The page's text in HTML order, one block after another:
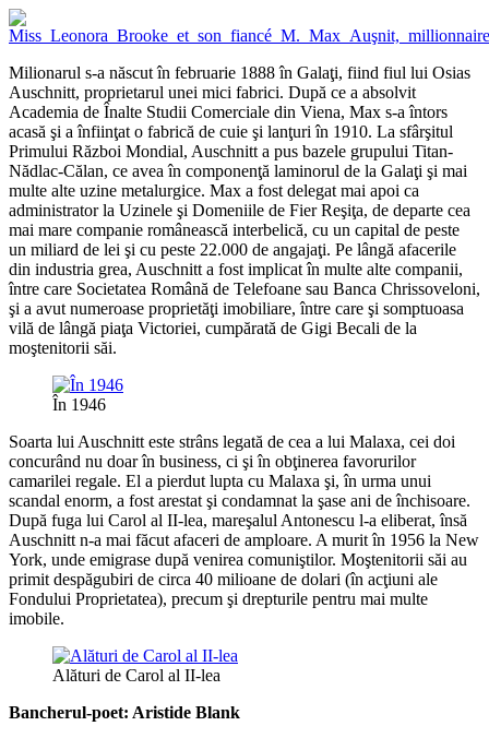
Milionarul s-a născut în februarie 1888 în Galaţi, fiind fiul lui Osias
Auschnitt, proprietarul unei mici fabrici. După ce a absolvit
Academia de Înalte Studii Comerciale din Viena, Max s-a întors
acasă şi a înfiinţat o fabrică de cuie şi lanţuri în 1910. La sfârşitul
Primului Război Mondial, Auschnitt a pus bazele grupului Titan-
Nădlac-Călan, ce avea în componenţă laminorul de la Galaţi şi mai
multe alte uzine metalurgice. Max a fost delegat mai apoi ca
administrator la Uzinele şi Domeniile de Fier Reşiţa, de departe cea
mai mare companie românească interbelică, cu un capital de peste
un miliard de lei şi cu peste 22.000 de angajaţi. Pe lângă afacerile
din industria grea, Auschnitt a fost implicat în multe alte companii,
între care Societatea Română de Telefoane sau Banca Chrissoveloni,
şi a avut numeroase proprietăţi imobiliare, între care şi somptuoasa
vilă de lângă piaţa Victoriei, cumpărată de Gigi Becali de la
moştenitorii săi.
În 1946
Soarta lui Auschnitt este strâns legată de cea a lui Malaxa, cei doi
concurând nu doar în business, ci şi în obţinerea favorurilor
camarilei regale. El a pierdut lupta cu Malaxa şi, în urma unui
scandal enorm, a fost arestat şi condamnat la şase ani de închisoare.
După fuga lui Carol al II-lea, mareşalul Antonescu l-a eliberat, însă
Auschnitt n-a mai făcut afaceri de amploare. A murit în 1956 la New
York, unde emigrase după venirea comuniştilor. Moştenitorii săi au
primit despăgubiri de circa 40 milioane de dolari (în acţiuni ale
Fondului Proprietatea), precum şi drepturile pentru mai multe
imobile.
Alături de Carol al II-lea
Bancherul-poet: Aristide Blank